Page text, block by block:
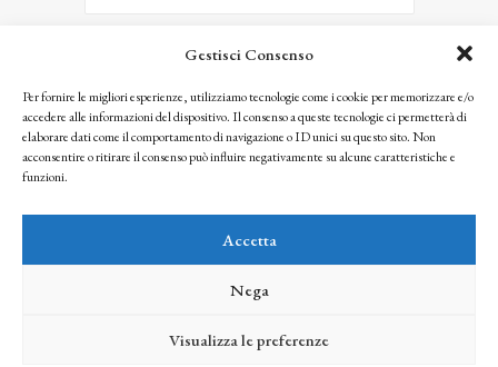
Gestisci Consenso
Per fornire le migliori esperienze, utilizziamo tecnologie come i cookie per memorizzare e/o
accedere alle informazioni del dispositivo. Il consenso a queste tecnologie ci permetterà di
elaborare dati come il comportamento di navigazione o ID unici su questo sito. Non
acconsentire o ritirare il consenso può influire negativamente su alcune caratteristiche e
funzioni.
Accetta
Nega
Visualizza le preferenze
ISCRIVITI
Facendo clic per iscriverti, riconosci che le tue informazioni saranno trattate
seguendo la nostra Privacy Policy
© 2025 Istituto Matteucci. All right reserved
l’autorizzazione scritta dei proprietari dei diritti e dell’Istituto Matteucci
credits